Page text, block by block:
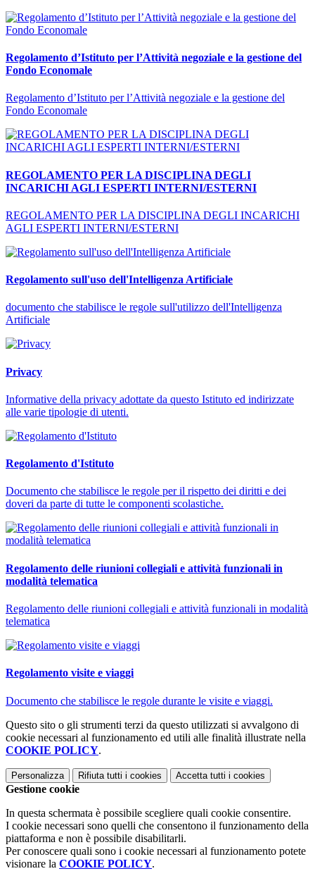
Regolamento d’Istituto per l’Attività negoziale e la gestione del
Fondo Economale
Regolamento d’Istituto per l’Attività negoziale e la gestione del
Fondo Economale
REGOLAMENTO PER LA DISCIPLINA DEGLI
INCARICHI AGLI ESPERTI INTERNI/ESTERNI
REGOLAMENTO PER LA DISCIPLINA DEGLI INCARICHI
AGLI ESPERTI INTERNI/ESTERNI
Regolamento sull'uso dell'Intelligenza Artificiale
documento che stabilisce le regole sull'utilizzo dell'Intelligenza
Artificiale
Privacy
Informative della privacy adottate da questo Istituto ed indirizzate
alle varie tipologie di utenti.
Regolamento d'Istituto
Documento che stabilisce le regole per il rispetto dei diritti e dei
doveri da parte di tutte le componenti scolastiche.
Regolamento delle riunioni collegiali e attività funzionali in
modalità telematica
Regolamento delle riunioni collegiali e attività funzionali in modalità
telematica
Regolamento visite e viaggi
Documento che stabilisce le regole durante le visite e viaggi.
Questo sito o gli strumenti terzi da questo utilizzati si avvalgono di
cookie necessari al funzionamento ed utili alle finalità illustrate nella
COOKIE POLICY.
Personalizza Rifiuta tutti i cookies Accetta tutti i cookies
Gestione cookie
In questa schermata è possibile scegliere quali cookie consentire.
I cookie necessari sono quelli che consentono il funzionamento della
piattaforma e non è possibile disabilitarli.
Per conoscere quali sono i cookie necessari al funzionamento potete
visionare la COOKIE POLICY.